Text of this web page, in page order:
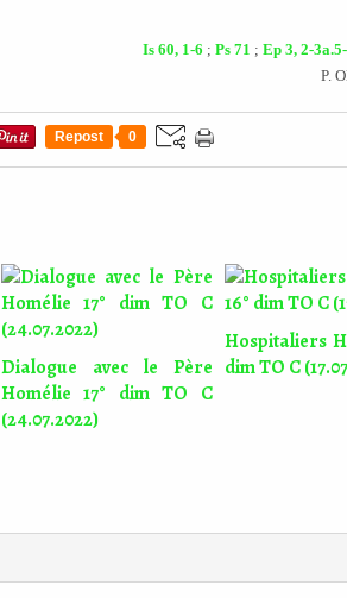
Is 60, 1-6 ; Ps 71 ; Ep 3, 2-
P.
Repost 0
Dialogue avec le Père
Homélie 17° dim TO C
(24.07.2022)
Hospitaliers
dim TO C